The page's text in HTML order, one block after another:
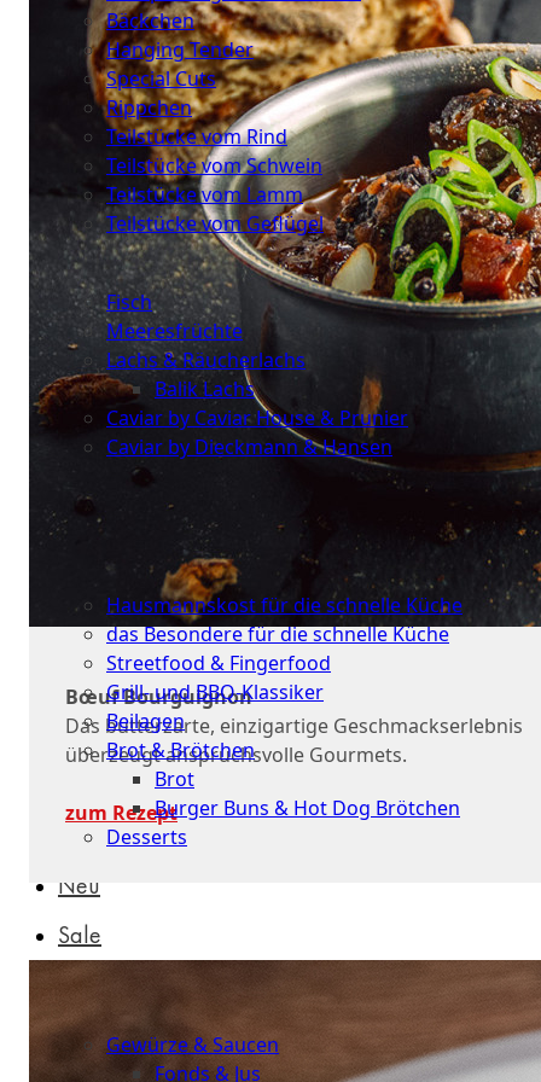
Bäckchen
Hanging Tender
Special Cuts
Rippchen
Teilstücke vom Rind
Teilstücke vom Schwein
Teilstücke vom Lamm
Teilstücke vom Geflügel
Seafood
Fisch
Meeresfrüchte
Lachs & Räucherlachs
Balik Lachs
Caviar by Caviar House & Prunier
Caviar by Dieckmann & Hansen
Probierpakete
Küche
Hausmannskost für die schnelle Küche
das Besondere für die schnelle Küche
Streetfood & Fingerfood
Grill- und BBQ-Klassiker
Beilagen
Brot & Brötchen
Brot
Burger Buns & Hot Dog Brötchen
Desserts
Neu
Sale
&
dazu
Gewürze & Saucen
Fonds & Jus
Bœuf Bourguignon
Das butterzarte, einzigartige Geschmackserlebnis
überzeugt anspruchsvolle Gourmets.
zum Rezept